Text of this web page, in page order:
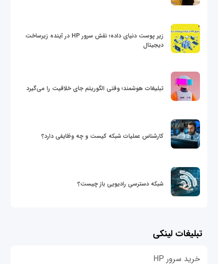
زیر پوست دنیای داده؛ نقش سرور HP در آینده زیرساخت
دیجیتال
تبلیغات هوشمند؛ وقتی الگوریتم جای خلاقیت را می‌گیرد
کارشناس عملیات شبکه کیست و چه وظایفی دارد؟
شبکه دسترسی رادیویی باز چیست؟
تبلیغات لینکی
خرید سرور HP